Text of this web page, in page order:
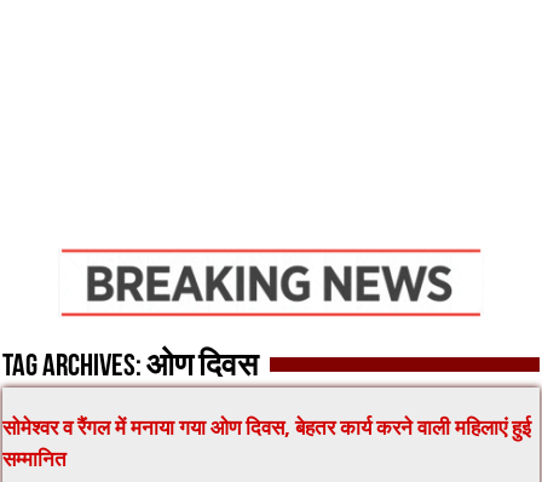
Tag Archives:ओण दिवस
सोमेश्वर व रैंगल में मनाया गया ओण दिवस, बेहतर कार्य करने वाली महिलाएं हुई
सम्मानित